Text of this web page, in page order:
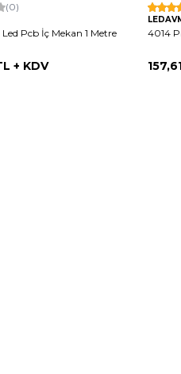
(0)
Pcb İç Mekan 1 Metre
+ KDV
Hızlı
4014